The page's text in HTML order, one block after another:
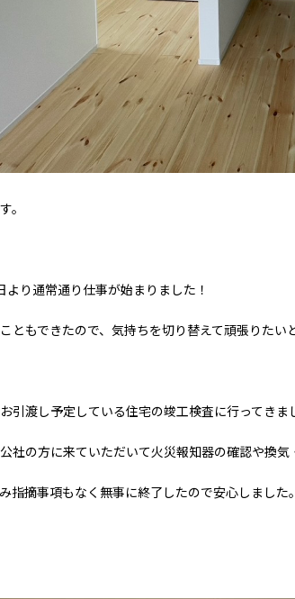
。
より通常通り仕事が始まりました！
ともできたので、気持ちを切り替えて頑張りたい
引渡し予定している住宅の竣工検査に行ってきま
社の方に来ていただいて火災報知器の確認や換
指摘事項もなく無事に終了したので安心しました。